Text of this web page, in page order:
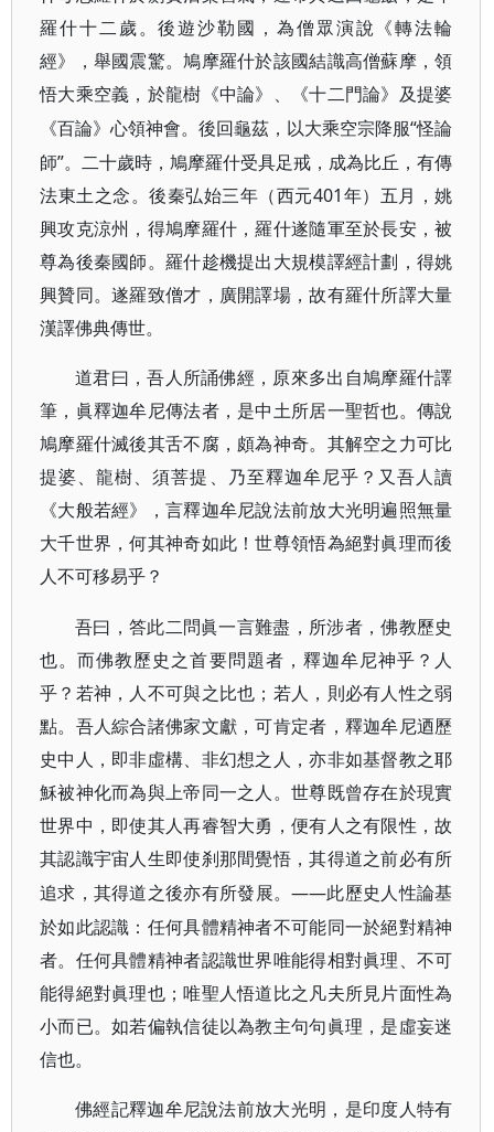
羅什十二歲。後遊沙勒國，為僧眾演說《轉法輪
經》，舉國震驚。鳩摩羅什於該國結識高僧蘇摩，領
悟大乘空義，於龍樹《中論》、《十二門論》及提婆
《百論》心領神會。後回龜茲，以大乘空宗降服“怪論
師”。二十歲時，鳩摩羅什受具足戒，成為比丘，有傳
法東土之念。後秦弘始三年（西元401年）五月，姚
興攻克涼州，得鳩摩羅什，羅什遂隨軍至於長安，被
尊為後秦國師。羅什趁機提出大規模譯經計劃，得姚
興贊同。遂羅致僧才，廣開譯場，故有羅什所譯大量
漢譯佛典傳世。
道君曰，吾人所誦佛經，原來多出自鳩摩羅什譯
筆，眞釋迦牟尼傳法者，是中土所居一聖哲也。傳說
鳩摩羅什滅後其舌不腐，頗為神奇。其解空之力可比
提婆、龍樹、須菩提、乃至釋迦牟尼乎？又吾人讀
《大般若經》，言釋迦牟尼說法前放大光明遍照無量
大千世界，何其神奇如此！世尊領悟為絕對眞理而後
人不可移易乎？
吾曰，答此二問眞一言難盡，所涉者，佛教歷史
也。而佛教歷史之首要問題者，釋迦牟尼神乎？人
乎？若神，人不可與之比也；若人，則必有人性之弱
點。吾人綜合諸佛家文獻，可肯定者，釋迦牟尼迺歷
史中人，即非虛構、非幻想之人，亦非如基督教之耶
穌被神化而為與上帝同一之人。世尊既曾存在於現實
世界中，即使其人再睿智大勇，便有人之有限性，故
其認識宇宙人生即使刹那間覺悟，其得道之前必有所
追求，其得道之後亦有所發展。——此歷史人性論基
於如此認識：任何具體精神者不可能同一於絕對精神
者。任何具體精神者認識世界唯能得相對眞理、不可
能得絕對眞理也；唯聖人悟道比之凡夫所見片面性為
小而已。如若偏執信徒以為教主句句眞理，是虛妄迷
信也。
佛經記釋迦牟尼說法前放大光明，是印度人特有